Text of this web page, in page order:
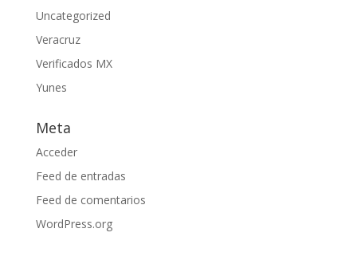
Uncategorized
Veracruz
Verificados MX
Yunes
Meta
Acceder
Feed de entradas
Feed de comentarios
WordPress.org